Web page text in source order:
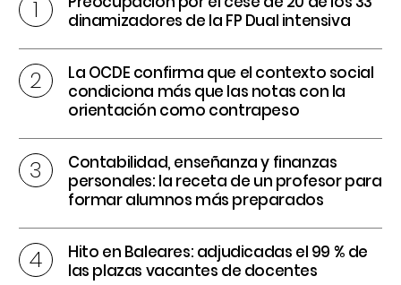
dinamizadores de la FP Dual intensiva
La OCDE confirma que el contexto social
condiciona más que las notas con la
orientación como contrapeso
Contabilidad, enseñanza y finanzas
personales: la receta de un profesor para
formar alumnos más preparados
Hito en Baleares: adjudicadas el 99 % de
las plazas vacantes de docentes